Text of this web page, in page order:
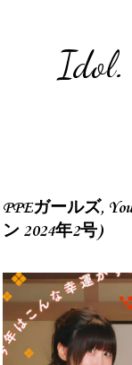
Idol.
PPEガールズ,
ン 2024年2号)